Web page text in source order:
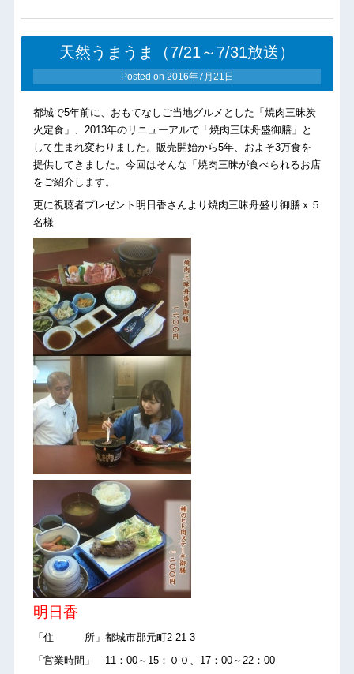
天然うまうま（7/21～7/31放送）
Posted on 2016年7月21日
都城で5年前に、おもてなしご当地グルメとした「焼肉三昧炭
火定食」、2013年のリニューアルで「焼肉三昧舟盛御膳」と
して生まれ変わりました。販売開始から5年、およそ3万食を
提供してきました。今回はそんな「焼肉三昧が食べられるお店
をご紹介します。
更に視聴者プレゼント明日香さんより焼肉三昧舟盛り御膳ｘ５
名様
明日香
「住 所」都城市郡元町2-21-3
「営業時間」 11：00～15：００、17：00～22：00